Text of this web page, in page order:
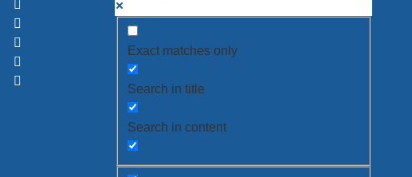
Exact matches only
Search in title
Search in content